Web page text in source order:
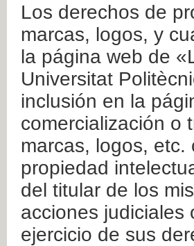
Los derechos de
marcas, logos, y
la página web de
Universitat
inclusión en la
comercialización o
marcas, logos,
propiedad
del titular de los
acciones judiciales
ejercicio de sus